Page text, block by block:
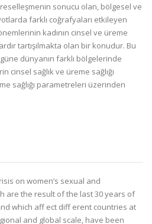
sonucu olan, bölgesel ve
farklı coğrafyaları etkileyen
kadının cinsel ve üreme
tartışılmakta olan bir konudur. Bu
dünyanın farklı bölgelerinde
cinsel sağlık ve üreme sağlığı
sağlığı parametreleri üzerinden
on women’s sexual and
are the result of the last 30 years of
which aff ect diff erent countries at
and global scale, have been